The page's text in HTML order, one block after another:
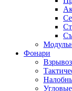
Фонари